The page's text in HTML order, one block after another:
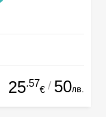
25.57
€ / 50лв.